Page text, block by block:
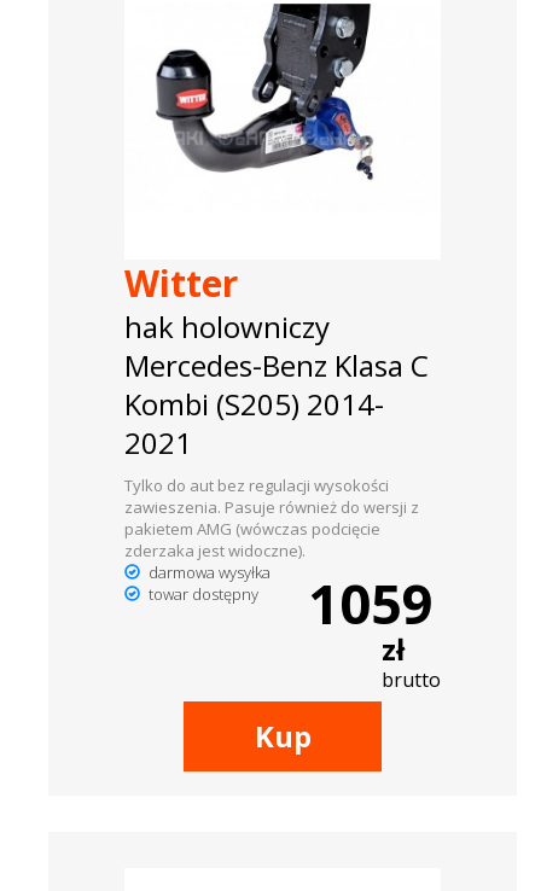
Witter
hak holowniczy
Mercedes-Benz Klasa C
Kombi (S205) 2014-
2021
Tylko do aut bez regulacji wysokości
zawieszenia. Pasuje również do wersji z
pakietem AMG (wówczas podcięcie
zderzaka jest widoczne).
darmowa wysyłka
towar dostępny
1059
zł
brutto
Kup